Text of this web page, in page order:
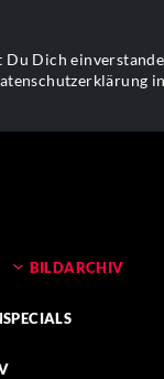
Dich
BILDARCHIV